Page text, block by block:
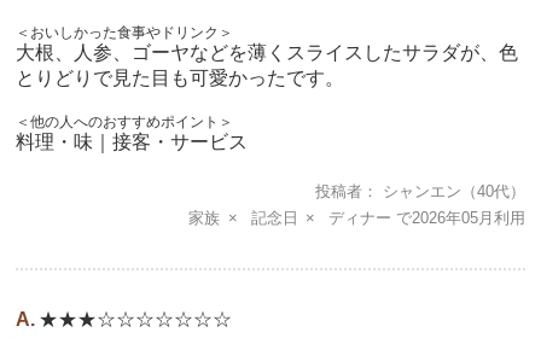
＜おいしかった食事やドリンク＞
大根、人参、ゴーヤなどを薄くスライスしたサラダが、色
とりどりで見た目も可愛かったです。
＜他の人へのおすすめポイント＞
料理・味｜接客・サービス
投稿者 シャンエン （40代）
家族
記念日 ディナー 2026年05月
★★★☆☆☆☆☆☆☆